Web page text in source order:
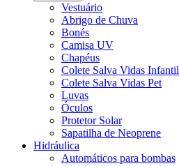
Vestuário
Abrigo de Chuva
Bonés
Camisa UV
Chapéus
Colete Salva Vidas Infantil
Colete Salva Vidas Pet
Luvas
Óculos
Protetor Solar
Sapatilha de Neoprene
Hidráulica
Automáticos para bombas